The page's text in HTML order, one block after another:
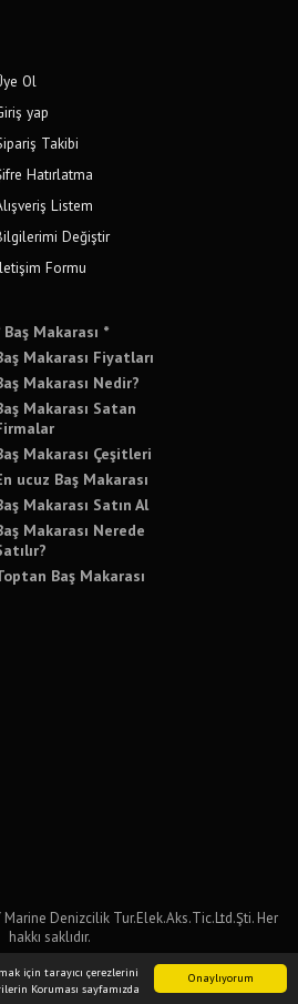
Onaylıyorum
için tarayıcı çerezlerini
Koruması sayfamızda
Ol
yap
Takibi
Hatırlatma
Listem
Değiştir
Formu
Baş Makarası *
Makarası Fiyatları
Makarası Nedir?
Makarası Satan
Makarası Çeşitleri
ucuz Baş Makarası
Makarası Satın Al
Makarası Nerede
Baş Makarası
Denizcilik Tur.Elek.Aks.Tic.Ltd.Şti. Her
hakkı saklıdır.
görsel içeriklerin izinsiz kullanımı ve paylaşımı
tüm yasal sorumluluğu kabul etmiş
sayılırsınız.